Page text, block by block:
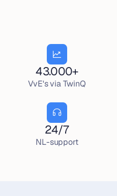
43.000+
VvE's via TwinQ
24/7
NL-support